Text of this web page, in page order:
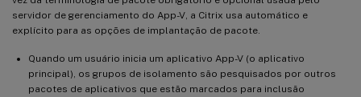
servidor de gerenciamento do App-V, a Citrix usa automático e
explícito para as opções de implantação de pacote.
Quando um usuário inicia um aplicativo App-V (o aplicativo
principal), os grupos de isolamento são pesquisados por outros
pacotes de aplicativos que estão marcados para inclusão